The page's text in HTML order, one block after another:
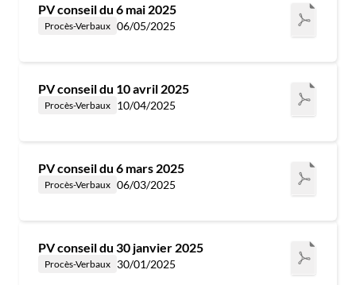
PV conseil du 6 mai 2025
Procès-Verbaux 06/05/2025
PV conseil du 10 avril 2025
Procès-Verbaux 10/04/2025
PV conseil du 6 mars 2025
Procès-Verbaux 06/03/2025
PV conseil du 30 janvier 2025
Procès-Verbaux 30/01/2025